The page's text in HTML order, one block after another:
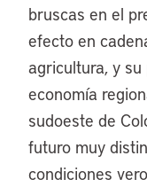
bruscas en el
efecto en
agricultura, y
economía
sudoeste de
futuro muy
condiciones